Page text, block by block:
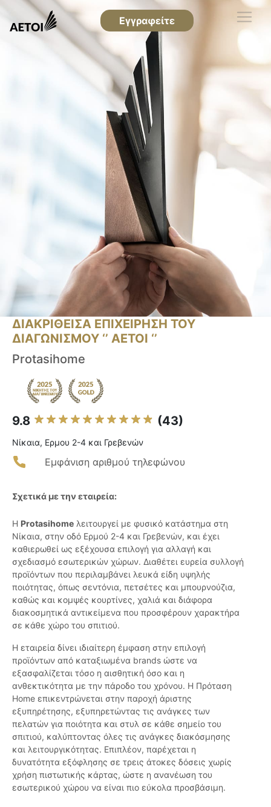
Εγγραφείτε
ΔΙΑΚΡΙΘΕΙΣΑ ΕΠΙΧΕΙΡΗΣΗ ΤΟΥ
ΔΙΑΓΩΝΙΣΜΟΥ ‘’ ΑΕΤΟΙ ‘’
Protasihome
9.8 (43)
Νίκαια, Ερμου 2-4 και Γρεβενών
Εμφάνιση αριθμού τηλεφώνου
Σχετικά με την εταιρεία:
Η Protasihome λειτουργεί με φυσικό κατάστημα στη
Νίκαια, στην οδό Ερμού 2-4 και Γρεβενών, και έχει
καθιερωθεί ως εξέχουσα επιλογή για αλλαγή και
σχεδιασμό εσωτερικών χώρων. Διαθέτει ευρεία συλλογή
προϊόντων που περιλαμβάνει λευκά είδη υψηλής
ποιότητας, όπως σεντόνια, πετσέτες και μπουρνούζια,
καθώς και κομψές κουρτίνες, χαλιά και διάφορα
διακοσμητικά αντικείμενα που προσφέρουν χαρακτήρα
σε κάθε χώρο του σπιτιού.
Η εταιρεία δίνει ιδιαίτερη έμφαση στην επιλογή
προϊόντων από καταξιωμένα brands ώστε να
εξασφαλίζεται τόσο η αισθητική όσο και η
ανθεκτικότητα με την πάροδο του χρόνου. H Πρόταση
Home επικεντρώνεται στην παροχή άριστης
εξυπηρέτησης, εξυπηρετώντας τις ανάγκες των
πελατών για ποιότητα και στυλ σε κάθε σημείο του
σπιτιού, καλύπτοντας όλες τις ανάγκες διακόσμησης
και λειτουργικότητας. Επιπλέον, παρέχεται η
δυνατότητα εξόφλησης σε τρεις άτοκες δόσεις χωρίς
χρήση πιστωτικής κάρτας, ώστε η ανανέωση του
εσωτερικού χώρου να είναι πιο εύκολα προσβάσιμη.